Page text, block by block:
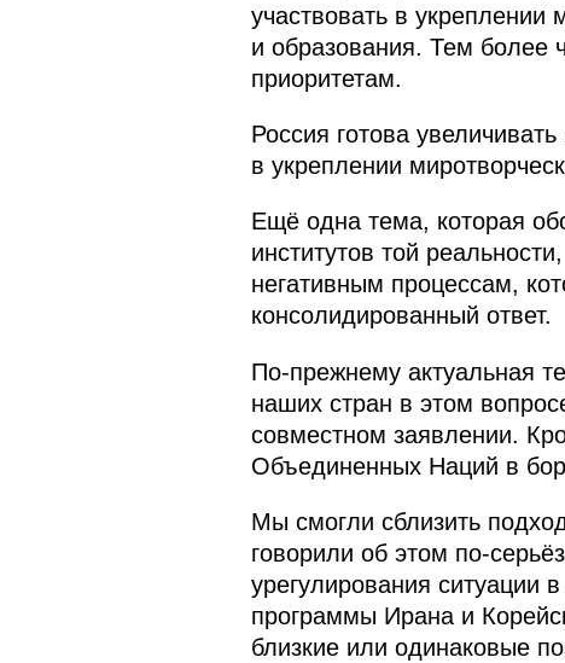
участвовать в укреплении
и образования. Тем более
приоритетам.
Россия готова
в укреплении
Ещё одна тема, которая
институтов той
негативным процессам,
консолидированный ответ.
По‑прежнему актуальная
наших стран в этом
совместном заявлении.
Объединенных Наций в
Мы смогли сблизить
говорили об этом
урегулирования ситуации
программы Ирана и
близкие или одинаковые